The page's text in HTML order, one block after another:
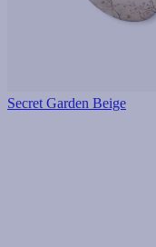
Secret Garden Beige